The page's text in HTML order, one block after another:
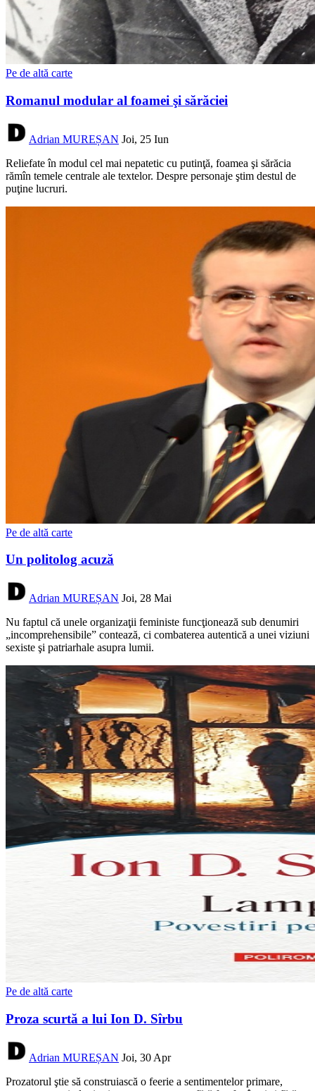
Pe de altă carte
Romanul modular al foamei şi sărăciei
Adrian MUREȘAN Joi, 25 Iun
Reliefate în modul cel mai nepatetic cu putinţă, foamea şi sărăcia
rămîn temele centrale ale textelor. Despre personaje ştim destul de
puţine lucruri.
Pe de altă carte
Un politolog acuză
Adrian MUREȘAN Joi, 28 Mai
Nu faptul că unele organizaţii feministe funcţionează sub denumiri
„incomprehensibile” contează, ci combaterea autentică a unei viziuni
sexiste şi patriarhale asupra lumii.
Pe de altă carte
Proza scurtă a lui Ion D. Sîrbu
Adrian MUREȘAN Joi, 30 Apr
Prozatorul ştie să construiască o feerie a sentimentelor primare,